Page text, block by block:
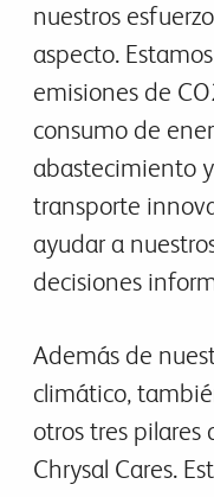
nuestros
aspecto.
emisiones de
consumo de
abastecimiento
transporte
ayudar a
decisiones
Además de
climático,
otros tres
Chrysal Cares.